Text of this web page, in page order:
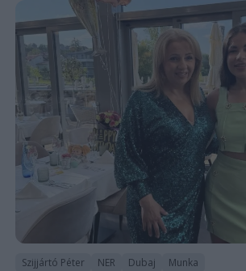
Szijjártó Péter NER Dubaj Munka